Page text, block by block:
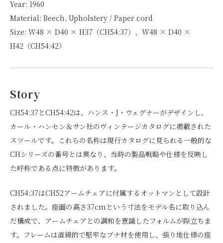
Year: 1960
Material: Beech, Upholstery / Paper cord
Size: W48 × D40 × H37（CH54:37）、W48 × D40 ×
H42（CH54:42）
Story
CH54:37とCH54:42は、ハンス・J・ウェグナーがデザインし、
カール・ハンセン＆サン社のヴィンテージカタログに掲載された
スツールです。これらの名称は現行カタログに見られる一般的な
CHシリーズの番号とは異なり、当時の製品戦略や仕様を反映し
た呼称である点に特徴があります。
CH54:37はCH52アームチェアに付属するオットマンとして設計
されました。座面の高さ37cmという寸法をモデル名に取り込ん
だ構成で、アームチェアとの調和を意識したフォルムが際立ちま
す。フレームは直線的で堅牢なブナ材を使用し、張り地仕様の座